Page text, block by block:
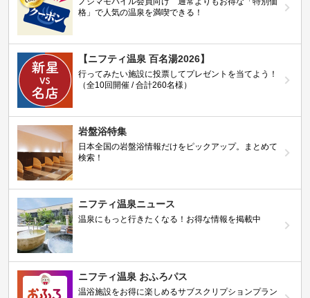
格」で人気の温泉を満喫できる！
【ニフティ温泉 百名湯2026】
行ってみたい施設に投票してプレゼントを当てよう！
（全10回開催 / 合計260名様）
岩盤浴特集
日本全国の岩盤浴情報だけをピックアップ。まとめて
検索！
ニフティ温泉ニュース
温泉にもっと行きたくなる！お得な情報を掲載中
ニフティ温泉 おふろパス
温浴施設をお得に楽しめるサブスクリプションプラン